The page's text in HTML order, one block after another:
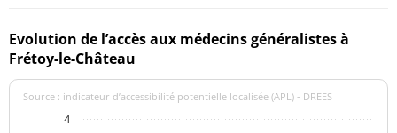
Evolution de l’accès aux médecins généralistes à
Frétoy-le-Château
Source : indicateur d’accessibilité potentielle localisée (APL) - DREES
4